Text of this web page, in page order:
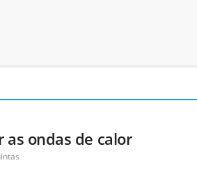
ondas de calor